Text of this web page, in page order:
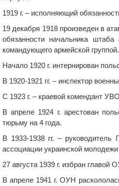
1919 г. – исполняющий
19 декабря 1918 произведен в
обязанности начальника
командующего армейской группой.
Начало 1920 г. интернирован
В 1920-1921 гг. – инспектор
С 1923 г. – краевой комендант
В апреле 1924 г. арестован
тюрьму на 4 года.
В 1933-1938 гг. – руководитель
ассоциации украинской
27 августа 1939 г. избран главой
В апреле 1941 г. ОУН